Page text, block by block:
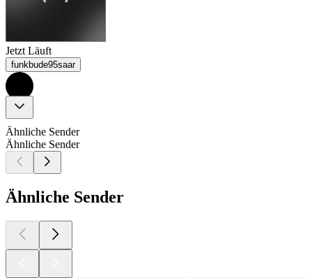
Jetzt Läuft
funkbude95saar
Ähnliche Sender
Ähnliche Sender
Ähnliche Sender